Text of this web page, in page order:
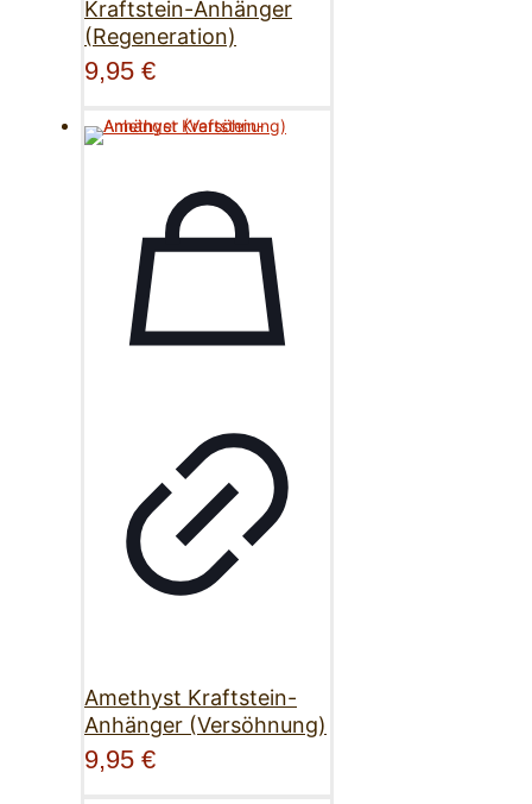
Kraftstein-Anhänger
(Regeneration)
9,95 €
Amethyst Kraftstein-
Anhänger (Versöhnung)
9,95 €